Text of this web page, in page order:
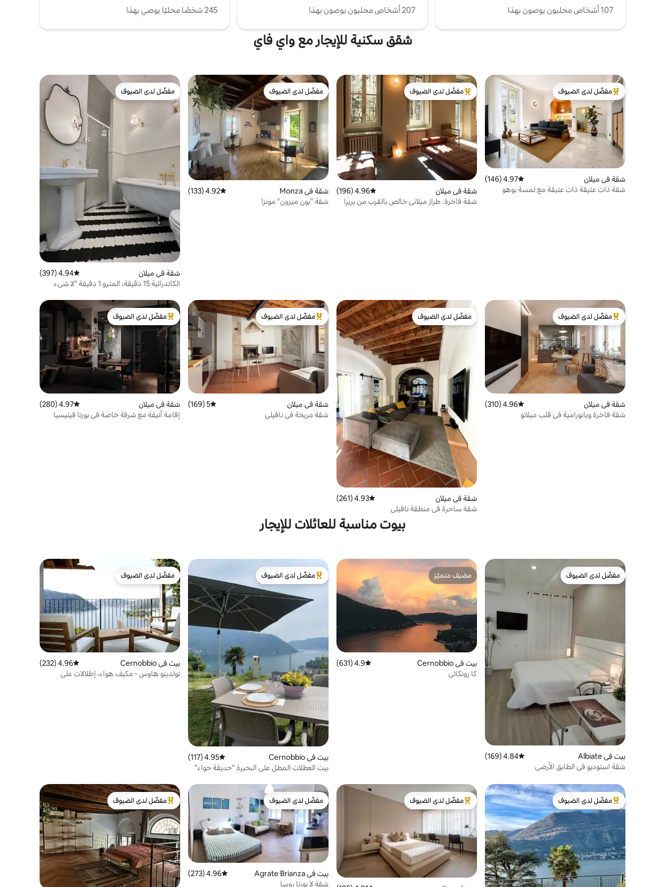
107 أشخاص محليون يوصون بهذا
207 أشخاص محليون يوصون بهذا
245 شخصًا محليًا يوصي بهذا
شقق سكنية للإيجار مع واي فاي
من أبرز البيوت المفضّلة لدى الضيوف
مفضّل لدى الضيوف
شقة في ميلان متوسط التقييم 4.97 من 5، 146 مراجعات
4.97 (146)
شقة ذات عتيقة ذات عتيقة مع لمسة بوهو
من أبرز البيوت المفضّلة لدى الضيوف
مفضّل لدى الضيوف
شقة في ميلان متوسط التقييم 4.96 من 5، 196 مراجعات
4.96 (196)
شقة فاخرة. طراز ميلاني خالص بالقرب من بريرا
مفضّل لدى الضيوف
مفضّل لدى الضيوف
شقة في Monza متوسط التقييم 4.92 من 5، 133 مراجعات
4.92 (133)
شقة "بون ميزون" مونزا
مفضّل لدى الضيوف
مفضّل لدى الضيوف
شقة في ميلان متوسط التقييم 4.94 من 5، 397 مراجعات
4.94 (397)
الكاتدرائية 15 دقيقة، المترو 1 دقيقة "لا شيء
من أبرز البيوت المفضّلة لدى الضيوف
مفضّل لدى الضيوف
شقة في ميلان متوسط التقييم 4.96 من 5، 310 مراجعات
4.96 (310)
شقة فاخرة وبانورامية في قلب ميلانو
مفضّل لدى الضيوف
مفضّل لدى الضيوف
شقة في ميلان متوسط التقييم 4.93 من 5، 261 مراجعات
4.93 (261)
شقة ساحرة في منطقة نافيلي
من أبرز البيوت المفضّلة لدى الضيوف
مفضّل لدى الضيوف
شقة في ميلان متوسط التقييم 5 من 5، 169 مراجعات
5 (169)
شقة مريحة في نافيلي
من أبرز البيوت المفضّلة لدى الضيوف
مفضّل لدى الضيوف
شقة في ميلان متوسط التقييم 4.97 من 5، 280 مراجعات
4.97 (280)
إقامة أنيقة مع شرفة خاصة في بورتا فينيسيا
بيوت مناسبة للعائلات للإيجار
مفضّل لدى الضيوف
مفضّل لدى الضيوف
بيت في Albiate متوسط التقييم 4.84 من 5، 169 مراجعات
4.84 (169)
شقة استوديو في الطابق الأرضي
مضيف متميّز
مضيف متميّز
بيت في Cernobbio متوسط التقييم 4.9 من 5، 631 مراجعات
4.9 (631)
كا رونكاتي
من أبرز البيوت المفضّلة لدى الضيوف
مفضّل لدى الضيوف
بيت في Cernobbio متوسط التقييم 4.95 من 5، 117 مراجعات
4.95 (117)
بيت العطلات المطل على البحيرة "حديقة حواء"
مفضّل لدى الضيوف
مفضّل لدى الضيوف
بيت في Cernobbio متوسط التقييم 4.96 من 5، 232 مراجعات
4.96 (232)
تولدينو هاوس - مكيف هواء، إطلالات على
من أبرز البيوت المفضّلة لدى الضيوف
مفضّل لدى الضيوف
من أبرز البيوت المفضّلة لدى الضيوف
مفضّل لدى الضيوف
مفضّل لدى الضيوف
مفضّل لدى الضيوف
بيت في Agrate Brianza متوسط التقييم 4.96 من 5، 273 مراجعات
4.96 (273)
شقة لا بورتا روسا
من أبرز البيوت المفضّلة لدى الضيوف
مفضّل لدى الضيوف